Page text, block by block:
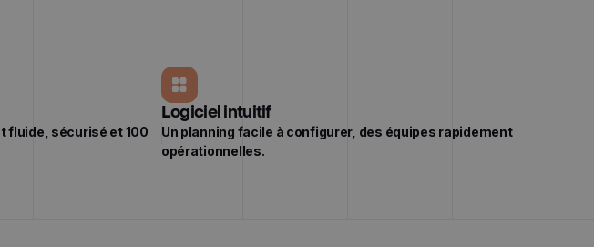
fluide, sécurisé et 100
Logiciel intuitif
Un planning facile à configurer, des équipes rapidement
opérationnelles.